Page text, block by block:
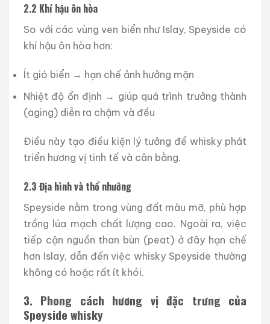
2.2 Khí hậu ôn hòa
So với các vùng ven biển như Islay, Speyside có
khí hậu ôn hòa hơn:
Ít gió biển → hạn chế ảnh hưởng mặn
Nhiệt độ ổn định → giúp quá trình trưởng thành
(aging) diễn ra chậm và đều
Điều này tạo điều kiện lý tưởng để whisky phát
triển hương vị tinh tế và cân bằng.
2.3 Địa hình và thổ nhưỡng
Speyside nằm trong vùng đất màu mỡ, phù hợp
trồng lúa mạch chất lượng cao. Ngoài ra, việc
tiếp cận nguồn than bùn (peat) ở đây hạn chế
hơn Islay, dẫn đến việc whisky Speyside thường
không có hoặc rất ít khói.
3. Phong cách hương vị đặc trưng của
Speyside whisky